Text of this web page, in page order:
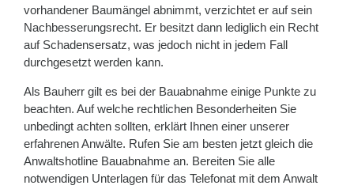
vorhandener Baumängel abnimmt, verzichtet er auf sein
Nachbesserungsrecht. Er besitzt dann lediglich ein Recht
auf Schadensersatz, was jedoch nicht in jedem Fall
durchgesetzt werden kann.
Als Bauherr gilt es bei der Bauabnahme einige Punkte zu
beachten. Auf welche rechtlichen Besonderheiten Sie
unbedingt achten sollten, erklärt Ihnen einer unserer
erfahrenen Anwälte. Rufen Sie am besten jetzt gleich die
Anwaltshotline Bauabnahme an. Bereiten Sie alle
notwendigen Unterlagen für das Telefonat mit dem Anwalt